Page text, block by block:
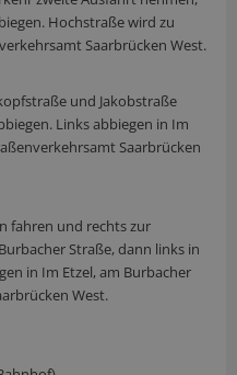
Hochstraße wird zu
Saarbrücken West.
und Jakobstraße
Links abbiegen in Im
Saarbrücken
fahren und rechts zur
Straße, dann links in
in Im Etzel, am Burbacher
West.